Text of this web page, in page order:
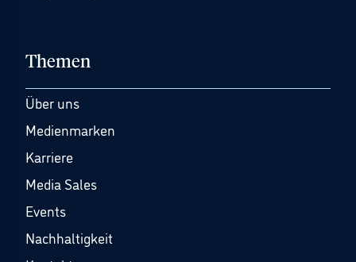
Themen
Über uns
Medienmarken
Karriere
Media Sales
Events
Nachhaltigkeit